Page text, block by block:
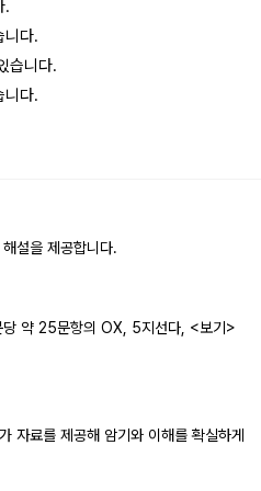
.
니다.
습니다.
니다.
설을 제공합니다.
당 약 25문항의 OX, 5지선다, <보기>
자료를 제공해 암기와 이해를 확실하게